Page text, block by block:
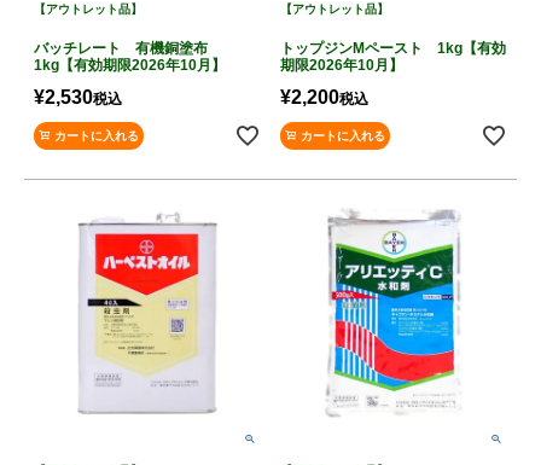
【アウトレット品】
バッチレート 有機銅塗布
1kg【有効期限2026年10月】
¥2,530税込
カートに入れる
【アウトレット品】
トップジンMペースト 1kg【有効
期限2026年10月】
¥2,200税込
カートに入れる